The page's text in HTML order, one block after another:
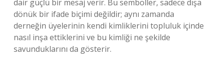
dair güçlü bir mesaj verir. Bu semboller, sadece dışa
dönük bir ifade biçimi değildir; aynı zamanda
derneğin üyelerinin kendi kimliklerini topluluk içinde
nasıl inşa ettiklerini ve bu kimliği ne şekilde
savunduklarını da gösterir.